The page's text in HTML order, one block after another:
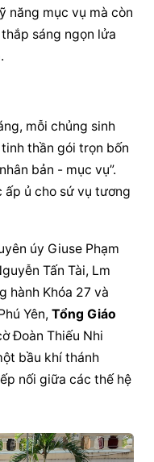
năng mục vụ mà còn
sáng ngọn lửa
mỗi chủng sinh
thần gói trọn bốn
bản - mục vụ”.
ủ cho sứ vụ tương
úy Giuse Phạm
Tấn Tài, Lm
hành Khóa 27 và
Yên, Tổng Giáo
Đoàn Thiếu Nhi
bầu khí thánh
nối giữa các thế hệ